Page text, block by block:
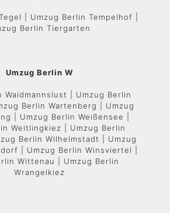
| Umzug Berlin Tempelhof |
Berlin Tiergarten
Umzug Berlin W
Waidmannslust | Umzug Berlin
Berlin Wartenberg | Umzug
| Umzug Berlin Weißensee |
Weitlingkiez | Umzug Berlin
Berlin Wilhelmstadt | Umzug
| Umzug Berlin Winsviertel |
Wittenau | Umzug Berlin
Wrangelkiez